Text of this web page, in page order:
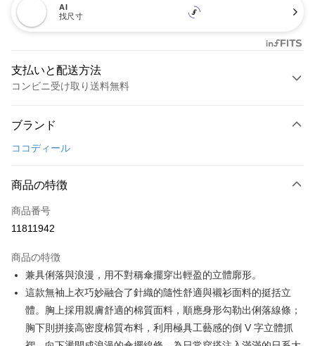
AI
找尺寸
支払いと配送方法
コンビニ受け取り送料無料
クレジットカード1回払い
LINE Pay
Apple Pay
Easy Wallet
OP Pay Later
説明
【OP Pay Later 使用説明】
1. 本サービスは台湾大哥大によって提供され、台湾大哥大のユーザーは追
AFTEE代金後払い
ブランド
ココディール
商品の特徴
商品番号
11811942
商品の特徴
兼具俐落與浪漫，用不對稱傘擺穿出輕盈的立體廓形。
這款無袖上衣巧妙融合了針織的隨性舒適與襯衫面料的挺括立
體。胸上採用親膚舒適的棉質面料，順應身形勾勒出俐落線條；
胸下則拼接高密度棉質布料，利用極具工藝感的倒 V 字立體抓